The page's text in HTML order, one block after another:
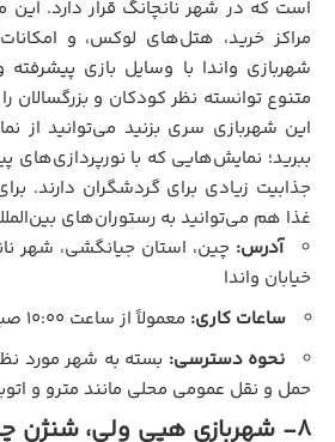
است که در شهر نانچانگ قرار دارد.
مراکز خرید، هتل‌های لوکس، و
شهربازی واندا با وسایل بازی
متنوع توانسته نظر کودکان و بزرگسالان
این شهربازی سری بزنید می‌توانید از
ببرید؛ نمایش‌هایی که با نورپردازی‌های
جذابیت زیادی برای گردشگران دارند.
غذا هم می‌توانید به رستوران‌های
آدرس: چین، استان جیانگشی، شهر
خیابان واندا
ساعات کاری: معمولاً از ساعت ۱۰:۰۰ صبح تا ۱۰:۰۰ شب.
نحوه دسترسی: بسته به شهر مورد
حمل‌ و نقل عمومی محلی مانند مترو و